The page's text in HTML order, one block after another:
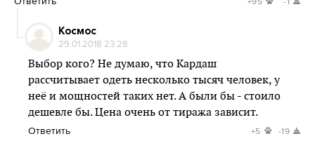
Космос
29.01.2018 23:28
Выбор кого? Не думаю, что Кардаш
рассчитывает одеть несколько тысяч человек, у
неё и мощностей таких нет. А были бы - стоило
дешевле бы. Цена очень от тиража зависит.
Ответить +5 -19